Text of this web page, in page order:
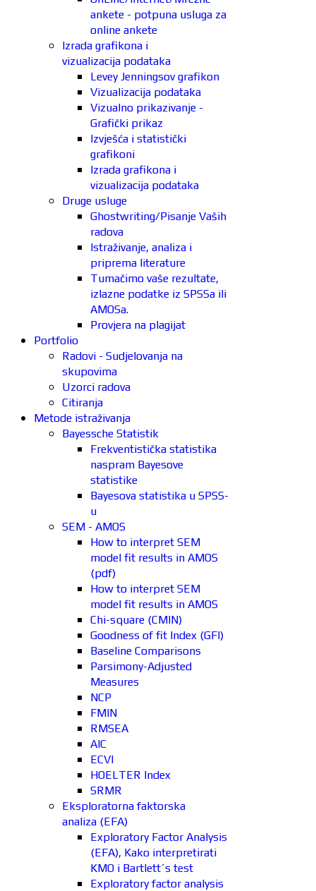
ankete - potpuna usluga za
online ankete
Izrada grafikona i
vizualizacija podataka
Levey Jenningsov grafikon
Vizualizacija podataka
Vizualno prikazivanje -
Grafički prikaz
Izvješća i statistički
grafikoni
Izrada grafikona i
vizualizacija podataka
Druge usluge
Ghostwriting/Pisanje Vaših
radova
Istraživanje, analiza i
priprema literature
Tumačimo vaše rezultate,
izlazne podatke iz SPSSa ili
AMOSa.
Provjera na plagijat
Portfolio
Radovi - Sudjelovanja na
skupovima
Uzorci radova
Citiranja
Metode istraživanja
Bayessche Statistik
Frekventistička statistika
naspram Bayesove
statistike
Bayesova statistika u SPSS-
u
SEM - AMOS
How to interpret SEM
model fit results in AMOS
(pdf)
How to interpret SEM
model fit results in AMOS
Chi-square (CMIN)
Goodness of fit Index (GFI)
Baseline Comparisons
Parsimony-Adjusted
Measures
NCP
FMIN
RMSEA
AIC
ECVI
HOELTER Index
SRMR
Eksploratorna faktorska
analiza (EFA)
Exploratory Factor Analysis
(EFA), Kako interpretirati
KMO i Bartlett´s test
Exploratory factor analysis